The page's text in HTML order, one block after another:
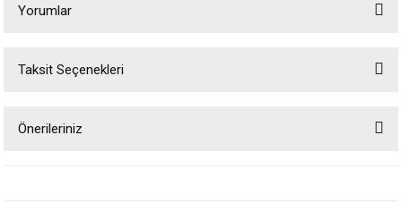
Yorumlar
Taksit Seçenekleri
Önerileriniz